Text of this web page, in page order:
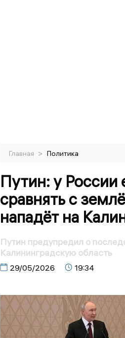
Главная > Политика
Путин: у России
сравнять с
нападёт на
Путин предупредил о
Калининградскую область
29/05/2026 19:34